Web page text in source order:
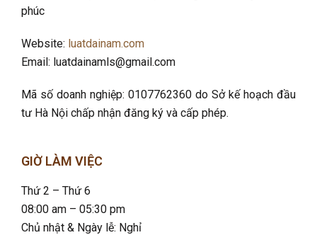
phúc
Website: luatdainam.com
Email: luatdainamls@gmail.com
Mã số doanh nghiệp: 0107762360 do Sở kế hoạch đầu
tư Hà Nội chấp nhận đăng ký và cấp phép.
GIỜ LÀM VIỆC
Thứ 2 – Thứ 6
08:00 am – 05:30 pm
Chủ nhật & Ngày lễ: Nghỉ